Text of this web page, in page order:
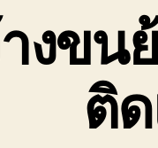
งขน
ติ